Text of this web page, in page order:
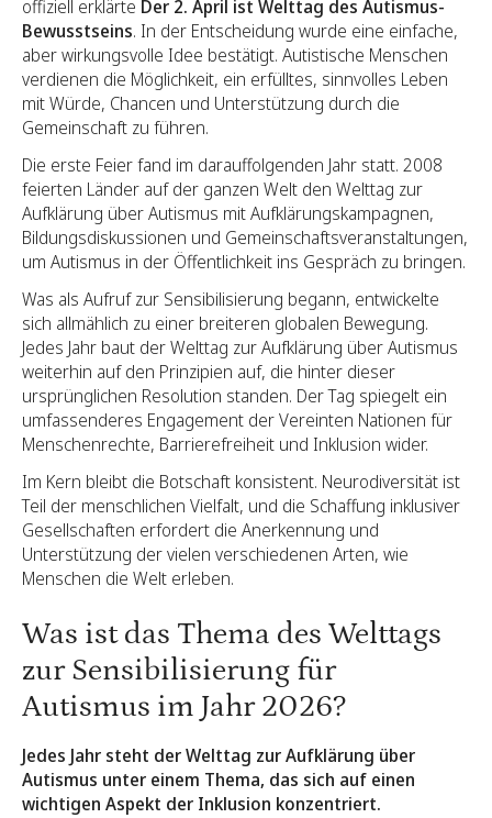
offiziell erklärte Der 2. April ist Welttag des Autismus-
Bewusstseins. In der Entscheidung wurde eine einfache,
aber wirkungsvolle Idee bestätigt. Autistische Menschen
verdienen die Möglichkeit, ein erfülltes, sinnvolles Leben
mit Würde, Chancen und Unterstützung durch die
Gemeinschaft zu führen.
Die erste Feier fand im darauffolgenden Jahr statt. 2008
feierten Länder auf der ganzen Welt den Welttag zur
Aufklärung über Autismus mit Aufklärungskampagnen,
Bildungsdiskussionen und Gemeinschaftsveranstaltungen,
um Autismus in der Öffentlichkeit ins Gespräch zu bringen.
Was als Aufruf zur Sensibilisierung begann, entwickelte
sich allmählich zu einer breiteren globalen Bewegung.
Jedes Jahr baut der Welttag zur Aufklärung über Autismus
weiterhin auf den Prinzipien auf, die hinter dieser
ursprünglichen Resolution standen. Der Tag spiegelt ein
umfassenderes Engagement der Vereinten Nationen für
Menschenrechte, Barrierefreiheit und Inklusion wider.
Im Kern bleibt die Botschaft konsistent. Neurodiversität ist
Teil der menschlichen Vielfalt, und die Schaffung inklusiver
Gesellschaften erfordert die Anerkennung und
Unterstützung der vielen verschiedenen Arten, wie
Menschen die Welt erleben.
Was ist das Thema des Welttags
zur Sensibilisierung für
Autismus im Jahr 2026?
Jedes Jahr steht der Welttag zur Aufklärung über
Autismus unter einem Thema, das sich auf einen
wichtigen Aspekt der Inklusion konzentriert.